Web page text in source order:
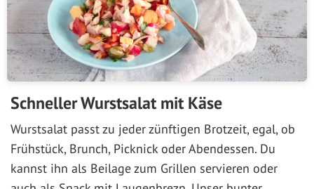
Schneller Wurstsalat mit Käse
Wurstsalat passt zu jeder zünftigen Brotzeit, egal, ob
Frühstück, Brunch, Picknick oder Abendessen. Du
kannst ihn als Beilage zum Grillen servieren oder